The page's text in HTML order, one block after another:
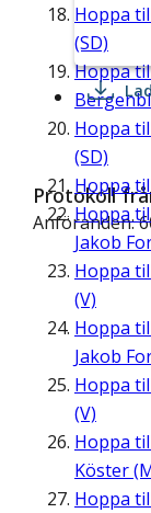
Hoppa
(SD)
Hoppa
Hoppa
(SD)
Hoppa
Hoppa
Jakob
Hoppa
(V)
Hoppa
Jakob
Hoppa
(V)
Hoppa
Köster
Hoppa
Protokoll
Anföranden: